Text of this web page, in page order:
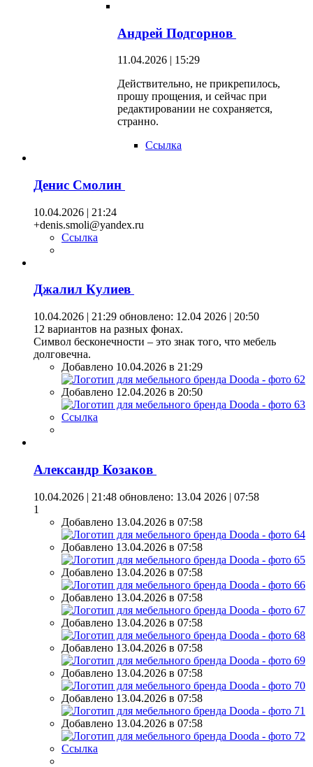
Андрей Подгорнов
11.04.2026 | 15:29
Действительно, не прикрепилось,
прошу прощения, и сейчас при
редактировании не сохраняется,
странно.
Ссылка
Денис Смолин
10.04.2026 | 21:24
+denis.smoli@yandex.ru
Ссылка
Джалил Кулиев
10.04.2026 | 21:29 обновлено: 12.04 2026 | 20:50
12 вариантов на разных фонах.
Символ бесконечности – это знак того, что мебель
долговечна.
Добавлено 10.04.2026 в 21:29
Добавлено 12.04.2026 в 20:50
Ссылка
Александр Козаков
10.04.2026 | 21:48 обновлено: 13.04 2026 | 07:58
1
Добавлено 13.04.2026 в 07:58
Добавлено 13.04.2026 в 07:58
Добавлено 13.04.2026 в 07:58
Добавлено 13.04.2026 в 07:58
Добавлено 13.04.2026 в 07:58
Добавлено 13.04.2026 в 07:58
Добавлено 13.04.2026 в 07:58
Добавлено 13.04.2026 в 07:58
Добавлено 13.04.2026 в 07:58
Ссылка